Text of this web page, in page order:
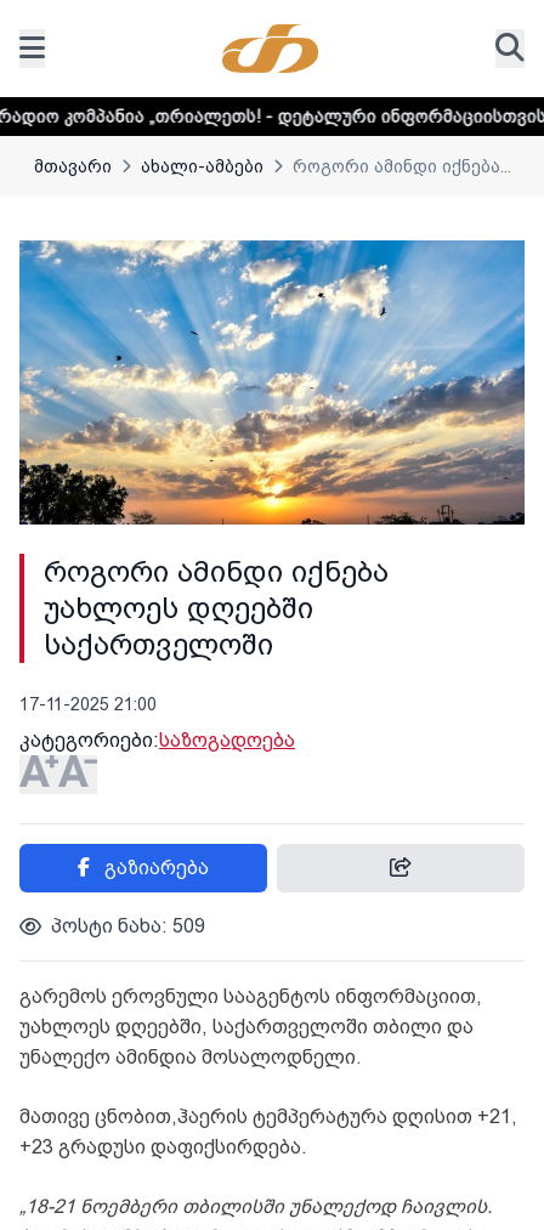
- დეტალური ინფორმაციისთვის დააკლიკეთ
მთავარი ახალი-ამბები როგორი ამინდი იქნება...
როგორი ამინდი იქნება
უახლოეს დღეებში
საქართველოში
17-11-2025 21:00
კატეგორიები:საზოგადოება
გაზიარება
პოსტი ნახა: 509
გარემოს ეროვნული სააგენტოს ინფორმაციით,
უახლოეს დღეებში, საქართველოში თბილი და
უნალექო ამინდია მოსალოდნელი.
მათივე ცნობით,ჰაერის ტემპერატურა დღისით +21,
+23 გრადუსი დაფიქსირდება.
„18-21 ნოემბერი თბილისში უნალექოდ ჩაივლის.